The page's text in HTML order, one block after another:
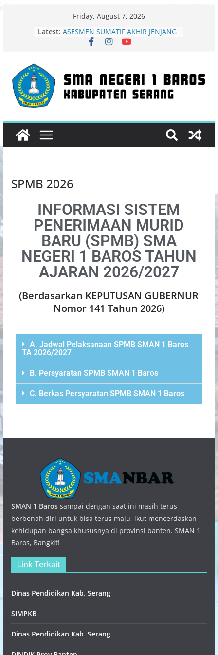
Friday, August 7, 2026
Latest: ASESMEN SUMATIF AKHIR JENJANG
1 Baros Angkat Tema Konservasi
Energi untuk Keberlanjutan
Surat Pemberitahuan Lolos Semi-
Diterbitkan
MADINGFEST – LIBRARY CREATIVE
PROVINSI BANTEN
SPMB 2026
INFORMASI SISTEM
PENERIMAAN MURID
BARU (SPMB) SMA
NEGERI 1 BAROS TAHUN
AJARAN 2026/2027
(Berdasarkan KEPUTUSAN GUBERNUR
Nomor 141 Tahun 2026)
A. Jadwal Pelaksanaan SPMB SMAN 1 Baros
TA 2026/2027
B. Persyaratan SPMB SMAN 1 Baros
C. Berkas Persyaratan SPMB SMAN 1 Baros
SMAN 1 Barossampai dengan saat ini masih terus
berbenah diri untuk bisa terus maju, ikut mencerdaskan
kehidupan bangsa khususnya di provinsi banten. SMAN 1
Baros, Bangkit!
Link Terkait
Dinas Pendidikan Kab. Serang
SIMPKB
Dinas Pendidikan Kab. Serang